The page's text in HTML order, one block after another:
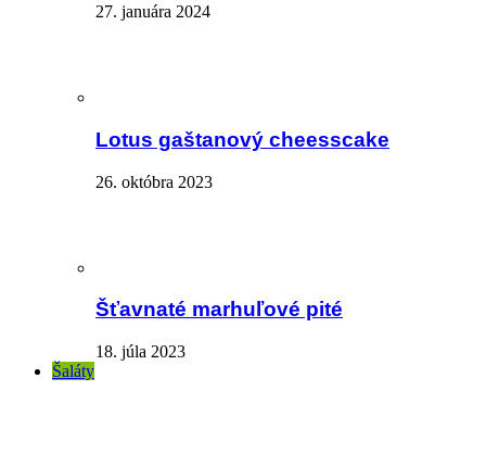
27. januára 2024
Lotus gaštanový cheesscake
26. októbra 2023
Šťavnaté marhuľové pité
18. júla 2023
Šaláty